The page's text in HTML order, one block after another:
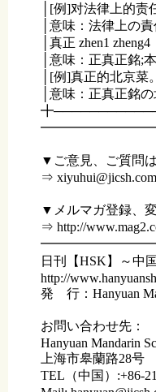
│[例]对法律上的责
│意味：法律上の責
│真正 zhen1 zheng4
│意味：正真正銘;
│[例]真正的北京菜。
│意味：正真正銘の
▼ご意見、ご質問
⇒ xiyuhui@jicsh.com
▼メルマガ登録、
⇒ http://
日刊【HSK】～中
http://
発　行：Hanyuan
お問い合わせ先：
Hanyuan Mandarin
上海市皋蘭路28号
TEL（中国）:+86-